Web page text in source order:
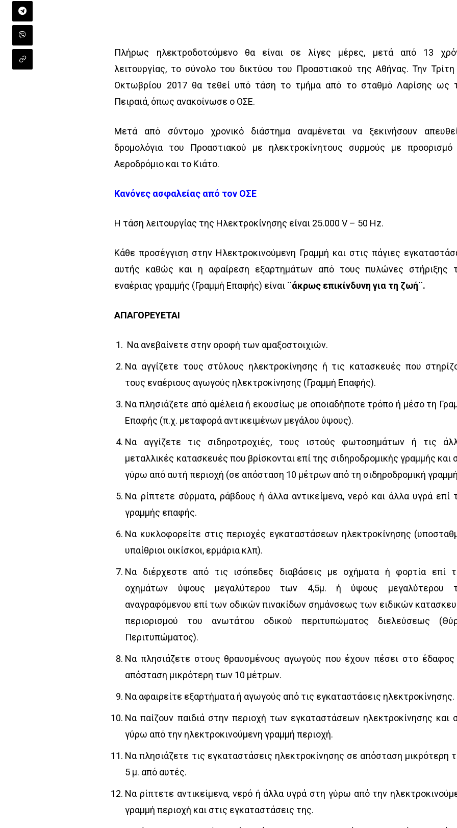
Πλήρως ηλεκτροδοτούμενο θα είναι σε λίγες μέρες, μετά από 13
λειτουργίας, το σύνολο του δικτύου του Προαστιακού της Αθήνας. Την
Οκτωβρίου 2017 θα τεθεί υπό τάση το τμήμα από το σταθμό Λαρίσης ως
Πειραιά, όπως ανακοίνωσε ο ΟΣΕ.
Μετά από σύντομο χρονικό διάστημα αναμένεται να ξεκινήσουν
δρομολόγια του Προαστιακού με ηλεκτροκίνητους συρμούς με
Αεροδρόμιο και το Κιάτο.
Κανόνες ασφαλείας από τον ΟΣΕ
Η τάση λειτουργίας της Ηλεκτροκίνησης είναι 25.000 V – 50 Hz.
Κάθε προσέγγιση στην Ηλεκτροκινούμενη Γραμμή και στις πάγιες
αυτής καθώς και η αφαίρεση εξαρτημάτων από τους πυλώνες στήριξης
εναέριας γραμμής (Γραμμή Επαφής) είναι ¨άκρως επικίνδυνη για τη ζωή¨.
ΑΠΑΓΟΡΕΥΕΤΑΙ
Να ανεβαίνετε στην οροφή των αμαξοστοιχιών.
Να αγγίζετε τους στύλους ηλεκτροκίνησης ή τις κατασκευές που
τους εναέριους αγωγούς ηλεκτροκίνησης (Γραμμή Επαφής).
Να πλησιάζετε από αμέλεια ή εκουσίως με οποιαδήποτε τρόπο ή μέσο τη
Επαφής (π.χ. μεταφορά αντικειμένων μεγάλου ύψους).
Να αγγίζετε τις σιδηροτροχιές, τους ιστούς φωτοσημάτων ή τις
μεταλλικές κατασκευές που βρίσκονται επί της σιδηροδρομικής γραμμής και
γύρω από αυτή περιοχή (σε απόσταση 10 μέτρων από τη σιδηροδρομική
Να ρίπτετε σύρματα, ράβδους ή άλλα αντικείμενα, νερό και άλλα υγρά επί
γραμμής επαφής.
Να κυκλοφορείτε στις περιοχές εγκαταστάσεων ηλεκτροκίνησης
υπαίθριοι οικίσκοι, ερμάρια κλπ).
Να διέρχεστε από τις ισόπεδες διαβάσεις με οχήματα ή φορτία επί
οχημάτων ύψους μεγαλύτερου των 4,5μ. ή ύψους μεγαλύτερου
αναγραφόμενου επί των οδικών πινακίδων σημάνσεως των ειδικών
περιορισμού του ανωτάτου οδικού περιτυπώματος διελεύσεως
Περιτυπώματος).
Να πλησιάζετε στους θραυσμένους αγωγούς που έχουν πέσει στο
απόσταση μικρότερη των 10 μέτρων.
Να αφαιρείτε εξαρτήματα ή αγωγούς από τις εγκαταστάσεις ηλεκτροκίνησης.
Να παίζουν παιδιά στην περιοχή των εγκαταστάσεων ηλεκτροκίνησης και
γύρω από την ηλεκτροκινούμενη γραμμή περιοχή.
Να πλησιάζετε τις εγκαταστάσεις ηλεκτροκίνησης σε απόσταση μικρότερη
5 μ. από αυτές.
Να ρίπτετε αντικείμενα, νερό ή άλλα υγρά στη γύρω από την
γραμμή περιοχή και στις εγκαταστάσεις της.